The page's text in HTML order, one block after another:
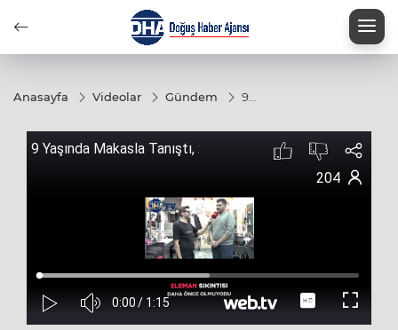
Anasayfa Videolar Gündem
9
25 Yıldır
Ediyor:
Kadir
Usta’nın
Berberlik
Hikayesi